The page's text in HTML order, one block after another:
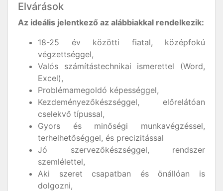
Elvárások
Az ideális jelentkező az alábbiakkal rendelkezik:
18-25 év közötti fiatal, középfokú
végzettséggel,
Valós számítástechnikai ismerettel (Word,
Excel),
Problémamegoldó képességgel,
Kezdeményezőkészséggel, előrelátóan
cselekvő típussal,
Gyors és minőségi munkavégzéssel,
terhelhetőséggel, és precizitással
Jó szervezőkészséggel, rendszer
szemlélettel,
Aki szeret csapatban és önállóan is
dolgozni,